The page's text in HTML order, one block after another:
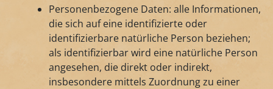
Personenbezogene Daten: alle Informationen,
die sich auf eine identifizierte oder
identifizierbare natürliche Person beziehen;
als identifizierbar wird eine natürliche Person
angesehen, die direkt oder indirekt,
insbesondere mittels Zuordnung zu einer